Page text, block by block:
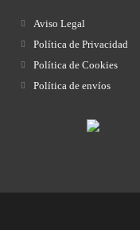
Aviso Legal
Política de Privacidad
Política de Cookies
Política de envíos